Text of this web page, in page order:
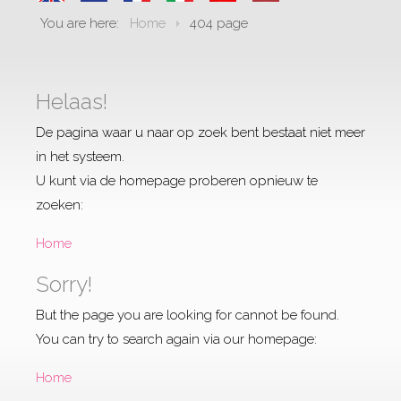
You are here: Home 404 page
Helaas!
De pagina waar u naar op zoek bent bestaat niet meer
in het systeem.
U kunt via de homepage proberen opnieuw te
zoeken:
Home
Sorry!
But the page you are looking for cannot be found.
You can try to search again via our homepage:
Home